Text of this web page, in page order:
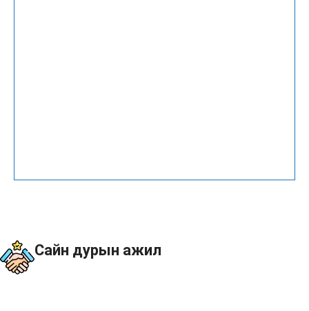
Cайн дурын ажил